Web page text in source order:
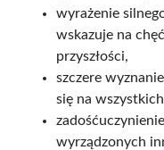
wyrażenie
wskazuje na
przyszłości,
szczere
się na
wyrządzonych